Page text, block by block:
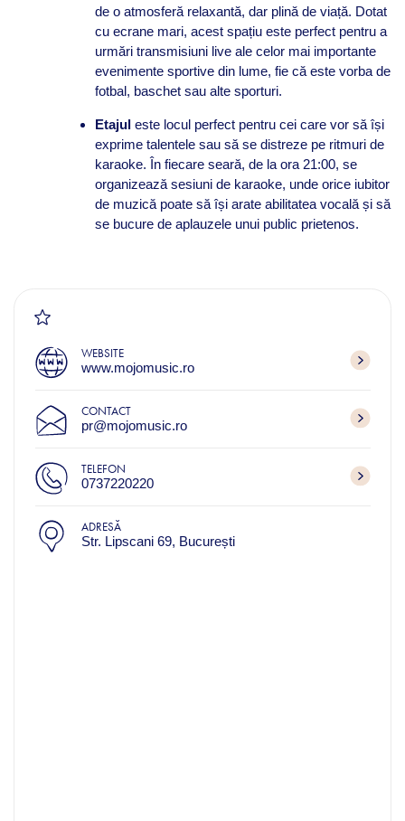
de o atmosferă relaxantă, dar plină de viață. Dotat
cu ecrane mari, acest spațiu este perfect pentru a
urmări transmisiuni live ale celor mai importante
evenimente sportive din lume, fie că este vorba de
fotbal, baschet sau alte sporturi.
Etajuleste locul perfect pentru cei care vor să își
exprime talentele sau să se distreze pe ritmuri de
karaoke. În fiecare seară, de la ora 21:00, se
organizează sesiuni de karaoke, unde orice iubitor
de muzică poate să își arate abilitatea vocală și să
se bucure de aplauzele unui public prietenos.
WEBSITE
www.mojomusic.ro
CONTACT
pr@mojomusic.ro
TELEFON
0737220220
ADRESĂ
Str. Lipscani 69, București